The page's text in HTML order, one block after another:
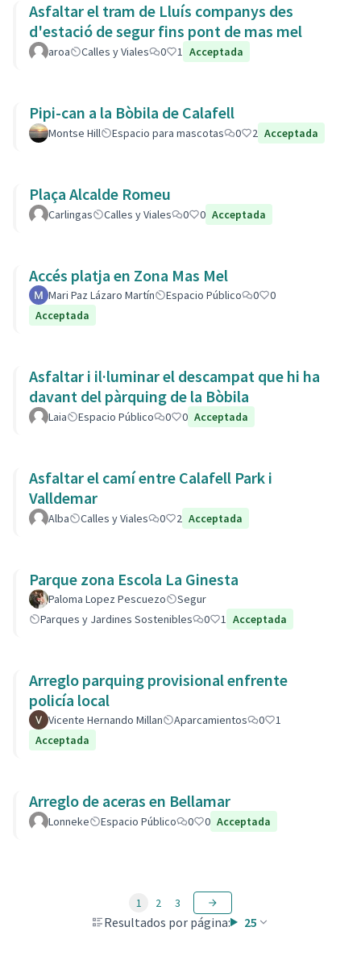
Asfaltar el tram de Lluís companys des
d'estació de segur fins pont de mas mel
aroa Calles y Viales 0 1 Acceptada
Pipi-can a la Bòbila de Calafell
Montse Hill Espacio para mascotas 0 2 Acceptada
Plaça Alcalde Romeu
Carlingas Calles y Viales 0 0 Acceptada
Accés platja en Zona Mas Mel
Mari Paz Lázaro Martín Espacio Público 0
0
Acceptada
Asfaltar i il·luminar el descampat que hi ha
davant del pàrquing de la Bòbila
Laia Espacio Público 0 0 Acceptada
Asfaltar el camí entre Calafell Park i
Valldemar
Alba Calles y Viales 0 2 Acceptada
Parque zona Escola La Ginesta
Paloma Lopez Pescuezo
Segur
Parques y Jardines Sostenibles
0 1 Acceptada
Arreglo parquing provisional enfrente
policía local
Vicente Hernando Millan Aparcamientos 0
1
Acceptada
Arreglo de aceras en Bellamar
Lonneke Espacio Público 0 0 Acceptada
Resultados por página: 25
1 2 3